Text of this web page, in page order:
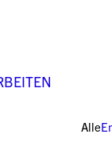
Alle